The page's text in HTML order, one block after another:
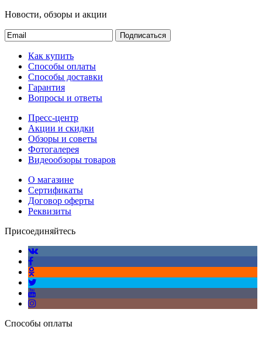
Новости, обзоры и акции
Подписаться
Как купить
Способы оплаты
Способы доставки
Гарантия
Вопросы и ответы
Пресс-центр
Акции и скидки
Обзоры и советы
Фотогалерея
Видеообзоры товаров
О магазине
Сертификаты
Договор оферты
Реквизиты
Присоединяйтесь
Способы оплаты